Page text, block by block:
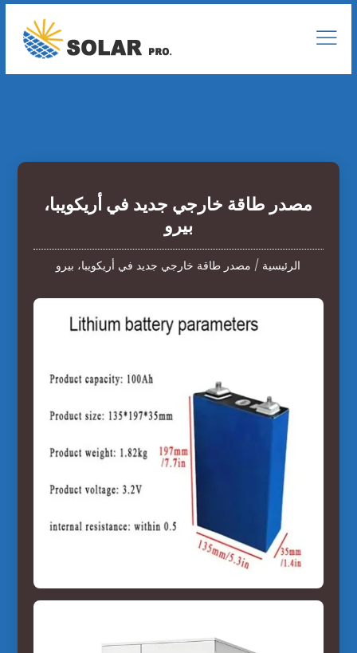
مصدر طاقة خارجي جديد في أريكويبا،
بيرو
الرئيسية / مصدر طاقة خارجي جديد في أريكويبا، بيرو